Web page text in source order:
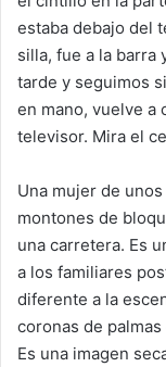
estaba debajo del
silla, fue a la barra
tarde y seguimos
en mano, vuelve a
televisor. Mira el
Una mujer de
montones de
una carretera. Es
a los familiares
diferente a la
coronas de
Es una imagen